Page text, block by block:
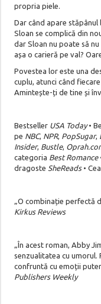
propria piele.
Dar când apare stăpânul
Sloan se complică din
dar Sloan nu poate să
așa o carieră pe val?
Povestea lor este una
cuplu, atunci când
Amintește-ți de tine și
Bestseller USA Today•
pe NBC, NPR, PopSugar,
Insider, Bustle,
categoria Best Romance
dragoste SheReads•
„O combinație perfectă
Kirkus Reviews
„În acest roman, Abby
senzualitatea cu umorul.
confruntă cu emoții
Publishers Weekly